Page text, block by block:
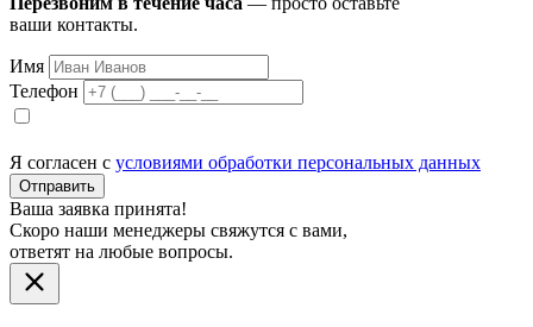
ваши контакты.
Имя
Телефон
Я согласен с условиями обработки персональных данных
Отправить
Ваша заявка принята!
Скоро наши менеджеры свяжутся с вами,
ответят на любые вопросы.